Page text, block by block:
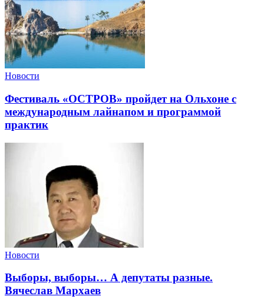
Новости
Фестиваль «ОСТРОВ» пройдет на Ольхоне с
международным лайнапом и программой
практик
Новости
Выборы, выборы… А депутаты разные.
Вячеслав Мархаев